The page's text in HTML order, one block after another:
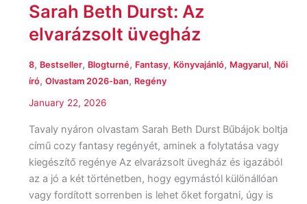
Sarah Beth Durst: Az
elvarázsolt üvegház
8, Bestseller, Blogturné, Fantasy, Könyvajánló, Magyarul, Női
író, Olvastam 2026-ban, Regény
January 22, 2026
Tavaly nyáron olvastam Sarah Beth Durst Bűbájok boltja
című cozy fantasy regényét, aminek a folytatása vagy
kiegészítő regénye Az elvarázsolt üvegház és igazából
az a jó a két történetben, hogy egymástól különállóan
vagy fordított sorrenben is lehet őket forgatni, úgy is